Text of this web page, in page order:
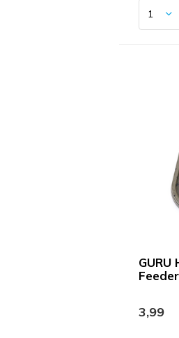
GURU
Feeder
3,99